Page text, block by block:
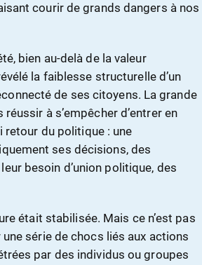
courir de grands dangers à nos
bien au-delà de la valeur
la faiblesse structurelle d’un
de ses citoyens. La grande
à s’empêcher d’entrer en
retour du politique : une
ses décisions, des
besoin d’union politique, des
était stabilisée. Mais ce n’est pas
une série de chocs liés aux actions
par des individus ou groupes